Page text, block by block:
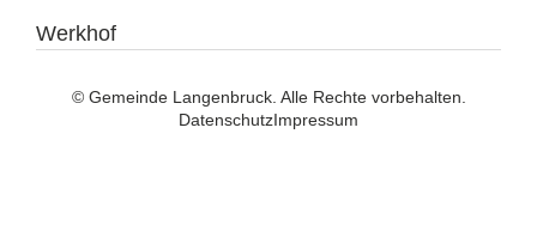
Werkhof
© Gemeinde Langenbruck. Alle Rechte vorbehalten.
DatenschutzImpressum